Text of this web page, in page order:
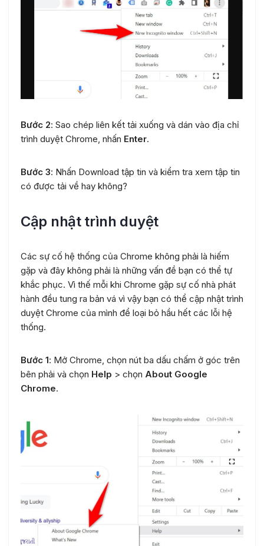
Bước 2: Sao chép liên kết tải xuống và dán vào địa chỉ
trình duyệt Chrome, nhấn Enter.
Bước 3: Nhấn Download tập tin và kiểm tra xem tập tin
có được tải về hay không?
Cập nhật trình duyệt
Các sự cố hệ thống của Chrome không phải là hiếm
gặp và đây không phải là những vấn đề bạn có thể tự
khắc phục. Vì thế mỗi khi Chrome gặp sự cố nhà phát
hành đều tung ra bản vá vì vậy bạn có thể cập nhật trình
duyệt Chrome của mình để loại bỏ hầu hết các lỗi hệ
thống.
Bước 1: Mở Chrome, chọn nút ba dấu chấm ở góc trên
bên phải và chọn Help > chọn About Google
Chrome.